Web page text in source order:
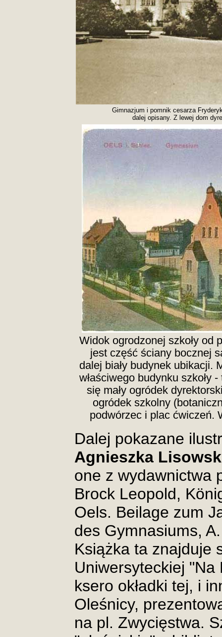
Gimnazjum i pomnik cesarza
dalej opisany. Z lewej dom
Widok ogrodzonej szkoły od
jest część ściany bocznej
dalej biały budynek ubikacji.
właściwego budynku szkoły
się mały ogródek
ogródek szkolny
podwórzec i plac ćwiczeń.
Dalej pokazane
Agnieszka
one z wydawnictwa
Brock Leopold,
Oels. Beilage zum
des Gymnasiums,
Książka ta znajduje
Uniwersyteckiej
ksero okładki tej, i
Oleśnicy,
na pl. Zwycięstwa.